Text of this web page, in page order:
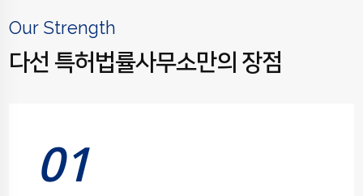
Our Strength
다선 특허법률사무소만의 장점
01